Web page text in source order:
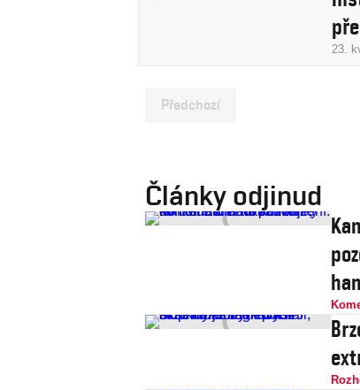
23.
Předchozí
Články odjinud